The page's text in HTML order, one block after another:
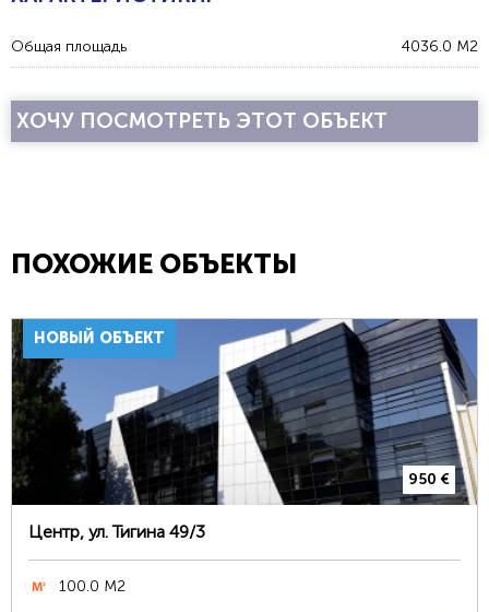
Общая площадь 4036.0 М2
ХОЧУ ПОСМОТРЕТЬ ЭТОТ ОБЪЕКТ
ПОХОЖИЕ ОБЪЕКТЫ
НОВЫЙ ОБЪЕКТ
950 €
Центр, ул. Тигина 49/3
100.0 М2